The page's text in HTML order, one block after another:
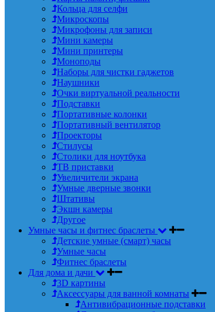
Кольца для селфи
Микроскопы
Микрофоны для записи
Мини камеры
Мини принтеры
Моноподы
Наборы для чистки гаджетов
Наушники
Очки виртуальной реальности
Подставки
Портативные колонки
Портативный вентилятор
Проекторы
Стилусы
Столики для ноутбука
ТВ приставки
Увеличители экрана
Умные дверные звонки
Штативы
Экшн камеры
Другое
Умные часы и фитнес браслеты
Детские умные (смарт) часы
Умные часы
Фитнес браслеты
Для дома и дачи
3D картины
Аксессуары для ванной комнаты
Антивибрационные подставки